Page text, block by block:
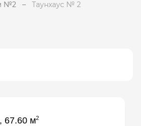
№2 Таунхаус № 2
67.60 м2